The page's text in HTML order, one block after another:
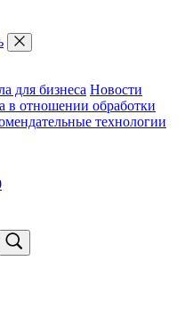
для бизнеса Новости
в отношении обработки
технологии